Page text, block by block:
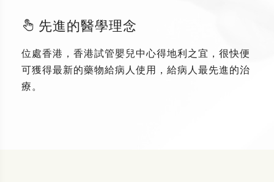
先進的醫學理念
位處香港，香港試管嬰兒中心得地利之宜，很快便
可獲得最新的藥物給病人使用，給病人最先進的治
療。